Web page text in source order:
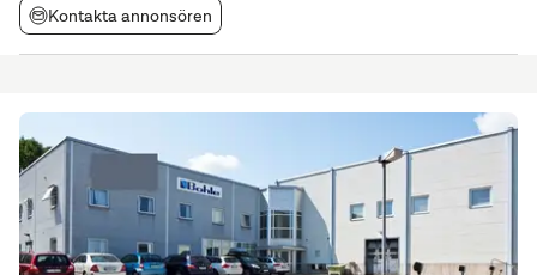
Kontakta annonsören